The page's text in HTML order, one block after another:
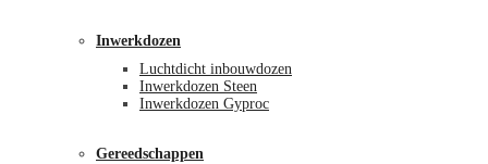
Inwerkdozen
Luchtdicht inbouwdozen
Inwerkdozen Steen
Inwerkdozen Gyproc
Gereedschappen